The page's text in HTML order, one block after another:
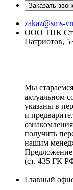
Заказать
zakaz@sms-
ООО ТПК
Патриотов,
Мы
актуальном
указаны в
и
получить
нашим
Предложение
(ст. 435 ГК
Главный